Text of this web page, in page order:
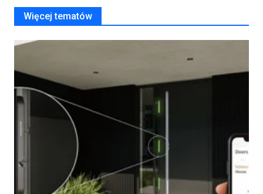
Więcej tematów